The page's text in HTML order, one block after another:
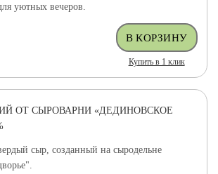
уютных вечеров.
Купить в 1 клик
ОТ СЫРОВАРНИ «ДЕДИНОВСКОЕ
сыр, созданный на сыродельне